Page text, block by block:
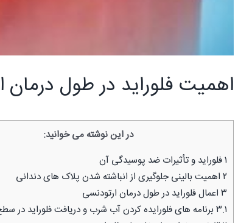
اهمیت فلوراید در طول درمان
در این نوشته می خوانید:
۱فلوراید و تأثیرات ضد پوسیدگی آن
۲ اهمیت بالینی جلوگیری از انباشته شدن پلاک های دندانی
۳ اعمال فلوراید در طول درمان ارتودنسی
۳.۱ برنامه های فلورایده کردن آب شرب و دریافت فلوراید در